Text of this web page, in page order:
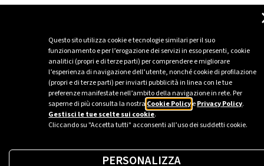
Questo sito utilizza cookie e tecnologie similari per il suo
funzionamento e per l’erogazione dei servizi in esso presenti, cookie
analitici (propri e di terze parti) per comprendere e migliorare
l’esperienza di navigazione dell’utente, nonché cookie di profilazione
(propri e di terze parti) per inviarti pubblicità in linea con le tue
preferenze manifestate nell’ambito della navigazione in rete. Per
saperne di più consulta la nostra Cookie PolicyePrivacy Policy.
Gestisci le tue scelte sui cookie.
Cliccando su "Accetta tutti" acconsenti all’uso dei suddetti cookie.
PERSONALIZZA